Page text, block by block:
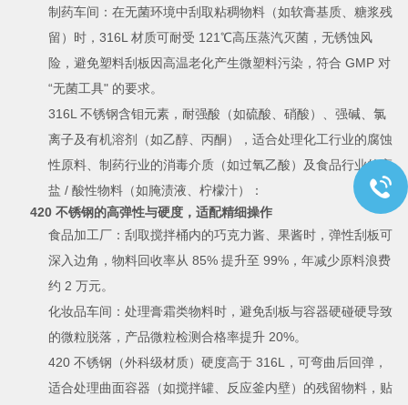
制药车间：在无菌环境中刮取粘稠物料（如软膏基质、糖浆残
留）时，316L 材质可耐受 121℃高压蒸汽灭菌，无锈蚀风
险，避免塑料刮板因高温老化产生微塑料污染，符合 GMP 对
“无菌工具" 的要求。
316L 不锈钢含钼元素，耐强酸（如硫酸、硝酸）、强碱、氯
离子及有机溶剂（如乙醇、丙酮），适合处理化工行业的腐蚀
性原料、制药行业的消毒介质（如过氧乙酸）及食品行业的高
盐 / 酸性物料（如腌渍液、柠檬汁）：
420 不锈钢的高弹性与硬度，适配精细操作
食品加工厂：刮取搅拌桶内的巧克力酱、果酱时，弹性刮板可
深入边角，物料回收率从 85% 提升至 99%，年减少原料浪费
约 2 万元。
化妆品车间：处理膏霜类物料时，避免刮板与容器硬碰硬导致
的微粒脱落，产品微粒检测合格率提升 20%。
420 不锈钢（外科级材质）硬度高于 316L，可弯曲后回弹，
适合处理曲面容器（如搅拌罐、反应釜内壁）的残留物料，贴